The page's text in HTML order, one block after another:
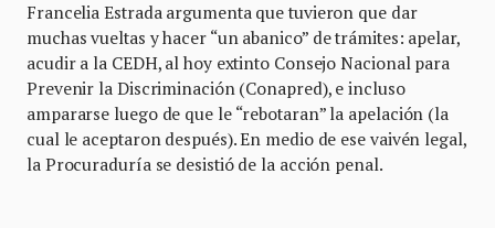
Francelia Estrada argumenta que tuvieron que dar
muchas vueltas y hacer “un abanico” de trámites: apelar,
acudir a la CEDH, al hoy extinto Consejo Nacional para
Prevenir la Discriminación (Conapred), e incluso
ampararse luego de que le “rebotaran” la apelación (la
cual le aceptaron después). En medio de ese vaivén legal,
la Procuraduría se desistió de la acción penal.